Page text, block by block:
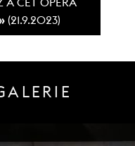
(21.9.2023)